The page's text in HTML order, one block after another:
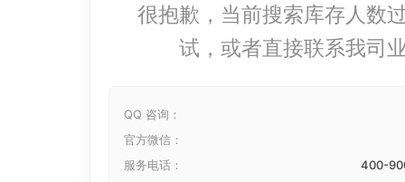
很抱歉，当前搜索库存人数
试，或者直接联系我司
QQ 咨询：
官方微信：
服务电话：
400-